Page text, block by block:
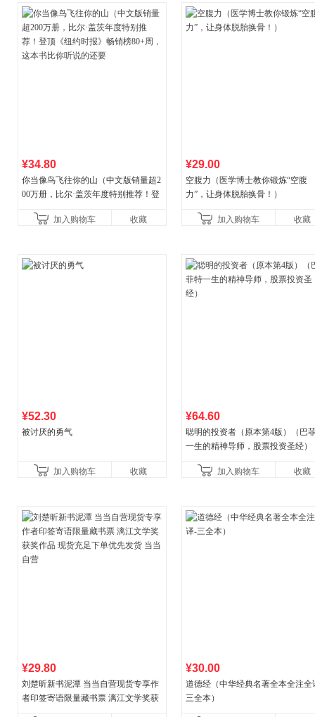
¥34.80
你当像鸟飞往你的山（中文版销量超2
00万册，比尔·盖茨年度特别推荐！登
比你听说的还要
加入购物车 收藏
¥29.00
空腹力（医学博士教你锻炼“空腹
力”，让身体脱胎换骨！）
加入购物车 收藏
¥52.30
被讨厌的勇气
加入购物车 收藏
¥64.60
聪明的投资者（原本第4版）（巴
一生的精神导师，股票投资圣经）
加入购物车 收藏
¥29.80
刘楚昕新书泥潭 当当自营现货专享作
者印签寄语限量藏书票 漓江文学奖获
¥30.00
道德经（中华经典名著全本全注全
三全本）